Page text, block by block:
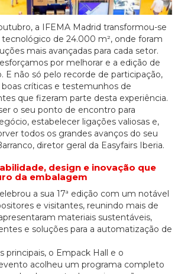
a IFEMA Madrid transformou-se
de 24.000 m², onde foram
mais avançadas para cada setor.
por melhorar e a edição de
E não só pelo recorde de participação,
críticas e testemunhos de
que fizeram parte desta experiência.
o seu ponto de encontro para
estabelecer ligações valiosas e,
todos os grandes avanços do seu
diretor geral da Easyfairs Iberia.
design e inovação que
da embalagem
a sua 17ª edição com um notável
e visitantes, reunindo mais de
materiais sustentáveis,
e soluções para a automatização de
principais, o Empack Hall e o
acolheu um programa completo